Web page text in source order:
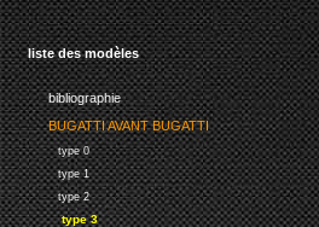
liste des modèles
bibliographie
BUGATTI AVANT BUGATTI
type 0
type 1
type 2
type 3